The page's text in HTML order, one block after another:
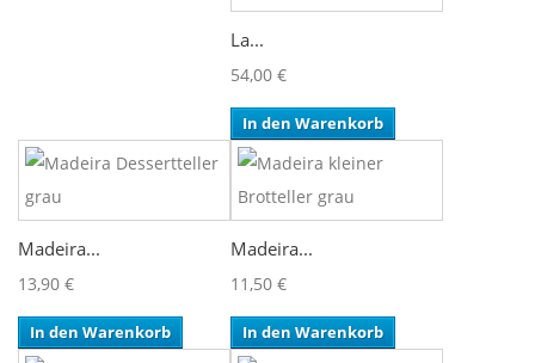
La...
54,00 €
In den Warenkorb
Madeira...
13,90 €
In den Warenkorb
Madeira...
11,50 €
In den Warenkorb